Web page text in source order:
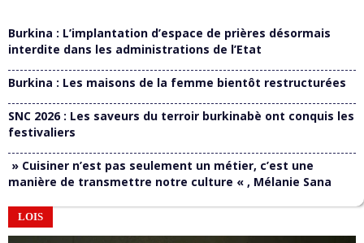
Burkina : L’implantation d’espace de prières désormais
interdite dans les administrations de l’Etat
Burkina : Les maisons de la femme bientôt restructurées
SNC 2026 : Les saveurs du terroir burkinabè ont conquis les
festivaliers
» Cuisiner n’est pas seulement un métier, c’est une
manière de transmettre notre culture « , Mélanie Sana
LOIS